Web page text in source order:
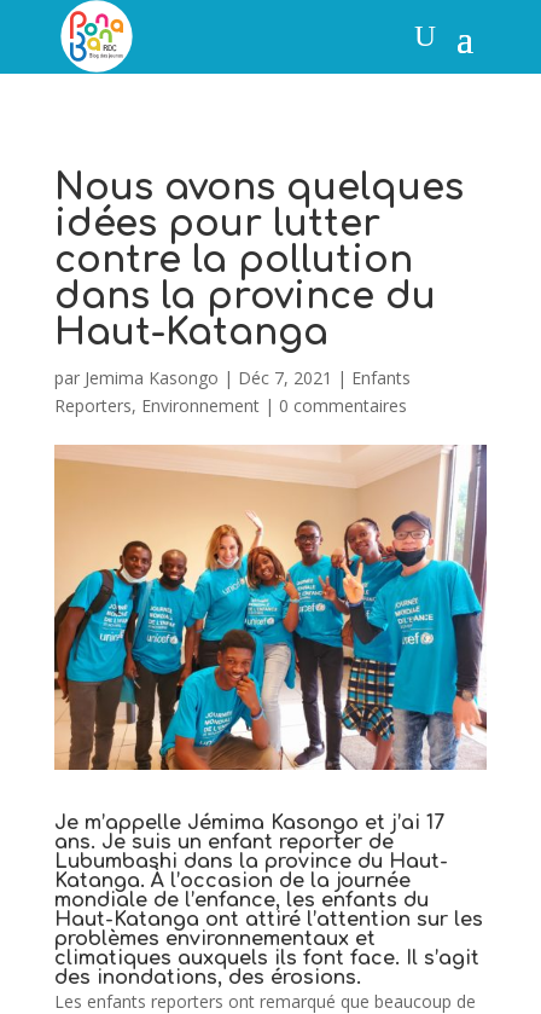
Nous avons quelques
idées pour lutter
contre la pollution
dans la province du
Haut-Katanga
par Jemima Kasongo | Déc 7, 2021 | Enfants
Reporters, Environnement| 0 commentaires
Je m’appelle Jémima Kasongo et j’ai 17
ans. Je suis un enfant reporter de
Lubumbashi dans la province du Haut-
Katanga. À l’occasion de la journée
mondiale de l’enfance, les enfants du
Haut-Katanga ont attiré l’attention sur les
problèmes environnementaux et
climatiques auxquels ils font face. Il s’agit
des inondations, des érosions.
Les enfants reporters ont remarqué que beaucoup de